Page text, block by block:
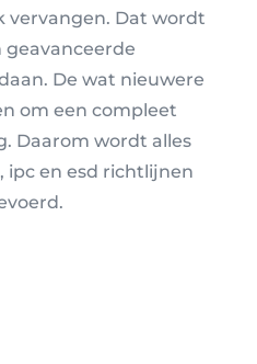
vervangen. Dat wordt
geavanceerde
De wat nieuwere
om een compleet
Daarom wordt alles
ipc en esd richtlijnen